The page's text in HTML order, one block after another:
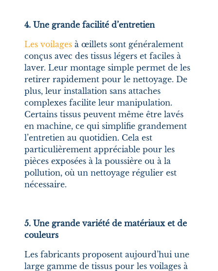
4. Une grande facilité d’entretien
Les voilages à œillets sont généralement
conçus avec des tissus légers et faciles à
laver. Leur montage simple permet de les
retirer rapidement pour le nettoyage. De
plus, leur installation sans attaches
complexes facilite leur manipulation.
Certains tissus peuvent même être lavés
en machine, ce qui simplifie grandement
l’entretien au quotidien. Cela est
particulièrement appréciable pour les
pièces exposées à la poussière ou à la
pollution, où un nettoyage régulier est
nécessaire.
5. Une grande variété de matériaux et de
couleurs
Les fabricants proposent aujourd’hui une
large gamme de tissus pour les voilages à